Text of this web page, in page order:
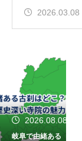
2026.03.08
2026.08.08
岐阜で由緒ある